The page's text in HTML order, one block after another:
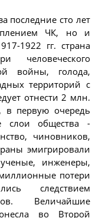
последние сто лет
ЧК, но и
1922 гг. страна
человеческого
войны, голода,
территорий с
отнести 2 млн.
в первую очередь
слои общества -
чиновников,
эмигрировали
инженеры,
потери
следствием
Величайшие
во Второй